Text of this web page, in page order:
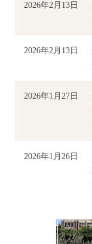
2026年2月13日
2026年2月13日
2026年1月27日
2026年1月26日